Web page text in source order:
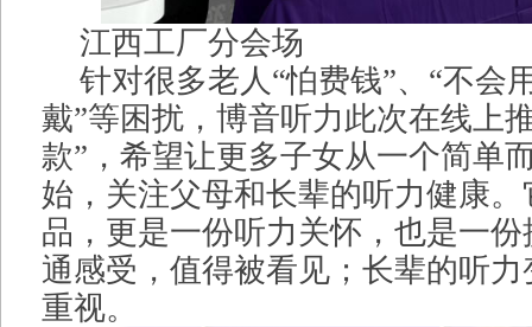
江西工厂分会场
针对很多老人“怕费钱”、“不会
戴”等困扰，博音听力此次在线上
款”，希望让更多子女从一个简单
始，关注父母和长辈的听力健康
品，更是一份听力关怀，也是一
通感受，值得被看见；长辈的听
重视。